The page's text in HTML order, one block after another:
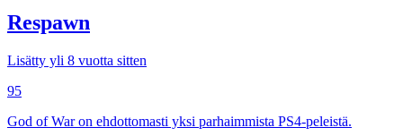
Respawn
Lisätty yli 8 vuotta sitten
95
God of War on ehdottomasti yksi parhaimmista PS4-peleistä.